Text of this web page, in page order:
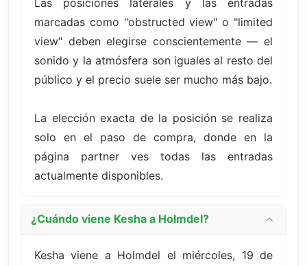
marcadas como "obstructed view" o "limited
view" deben elegirse conscientemente — el
sonido y la atmósfera son iguales al resto del
público y el precio suele ser mucho más bajo.
La elección exacta de la posición se realiza
solo en el paso de compra, donde en la
página partner ves todas las entradas
actualmente disponibles.
¿Cuándo viene Kesha a Holmdel?
Kesha viene a Holmdel el miércoles, 19 de